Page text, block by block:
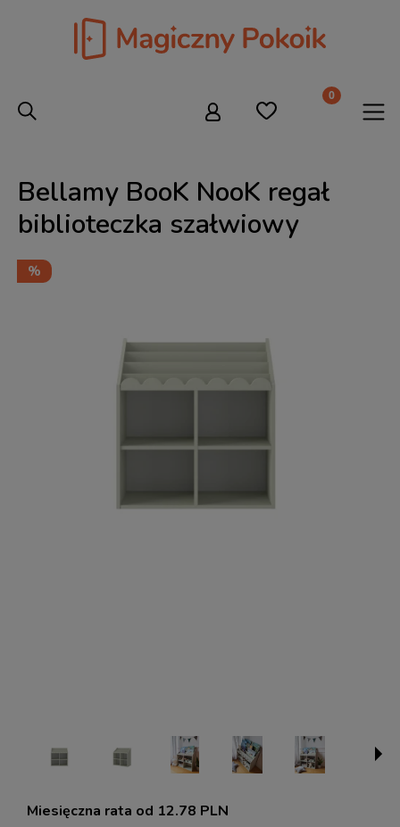
Bellamy BooK NooK regał
biblioteczka szałwiowy
Miesięczna rata od 12.78 PLN